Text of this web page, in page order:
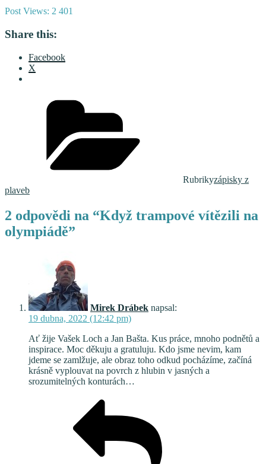
Post Views: 2 401
Share this:
Facebook
X
Rubrikyzápisky z
plaveb
2 odpovědi na “Když trampové vítězili na
olympiádě”
Mirek Drábek napsal:
19 dubna, 2022 (12:42 pm)
Ať žije Vašek Loch a Jan Bašta. Kus práce, mnoho podnětů a
inspirace. Moc děkuju a gratuluju. Kdo jsme nevim, kam
jdeme se zamlžuje, ale obraz toho odkud pocházíme, začíná
krásně vyplouvat na povrch z hlubin v jasných a
srozumitelných konturách…